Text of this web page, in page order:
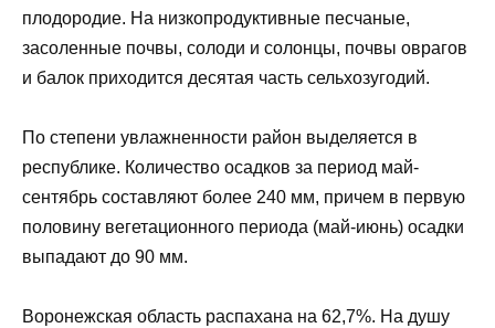
плодородие. На низкопродуктивные песчаные,
засоленные почвы, солоди и солонцы, почвы оврагов
и балок приходится десятая часть сельхозугодий.
По степени увлажненности район выделяется в
республике. Количество осадков за период май-
сентябрь составляют более 240 мм, причем в первую
половину вегетационного периода (май-июнь) осадки
выпадают до 90 мм.
Воронежская область распахана на 62,7%. На душу